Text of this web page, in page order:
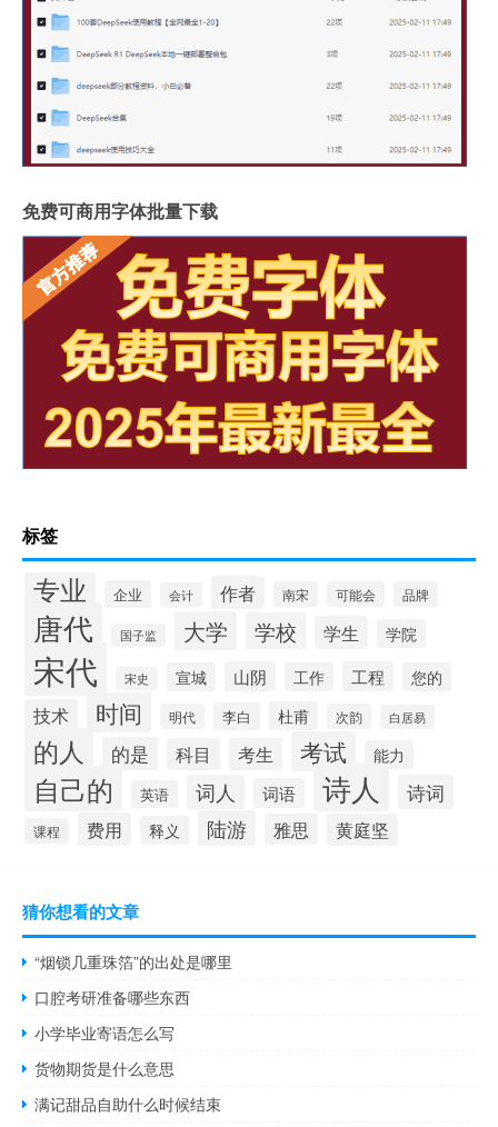
免费可商用字体批量下载
标签
专业 企业 会计 作者 南宋 可能会 品牌
唐代 国子监 大学 学校 学生 学院
宋代 宋史 宣城 山阴 工作 工程 您的
技术 时间 明代 李白 杜甫 次韵 白居易
的人 的是 科目 考生 考试 能力
自己的 英语 词人 词语 诗人 诗词
课程 费用 释义 陆游 雅思 黄庭坚
猜你想看的文章
“烟锁几重珠箔”的出处是哪里
口腔考研准备哪些东西
小学毕业寄语怎么写
货物期货是什么意思
满记甜品自助什么时候结束